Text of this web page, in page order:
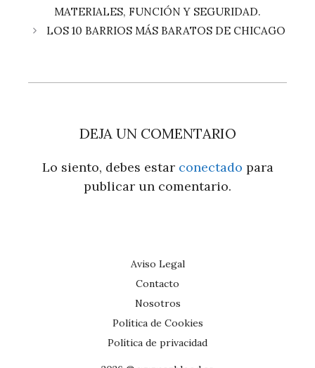
MATERIALES, FUNCIÓN Y SEGURIDAD.
LOS 10 BARRIOS MÁS BARATOS DE CHICAGO
DEJA UN COMENTARIO
Lo siento, debes estar conectado para
publicar un comentario.
Aviso Legal
Contacto
Nosotros
Política de Cookies
Política de privacidad